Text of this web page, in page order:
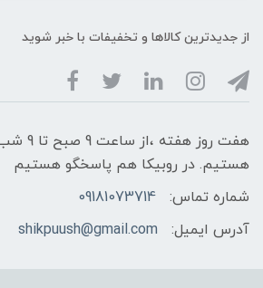
از جدیدترین کالاها و تخفیفات با خبر شوید
هفت روز
هستیم. در روبیکا هم پاسخگو هستیم
شماره تماس:
09181073714
آدرس ایمیل:
shikpuush@gmail.com